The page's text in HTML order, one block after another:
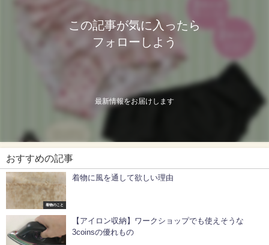
この記事が気に入ったら
フォローしよう
最新情報をお届けします
おすすめの記事
着物のこと
着物に風を通して欲しい理由
【アイロン収納】ワークショップでも使えそうな
3coinsの優れもの